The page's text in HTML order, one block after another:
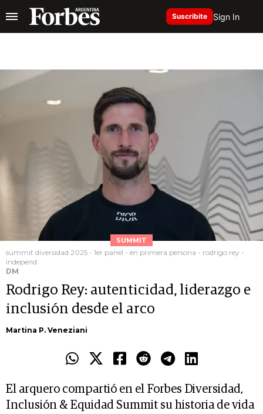
Suscribite Sign In
SUMMIT
summit diversidad 2025 - 1er panel - en primera persona - rodrigo rey -
independ
DM
Rodrigo Rey: autenticidad, liderazgo e
inclusión desde el arco
Martina P. Veneziani
El arquero compartió en el Forbes Diversidad,
Inclusión & Equidad Summit su historia de vida